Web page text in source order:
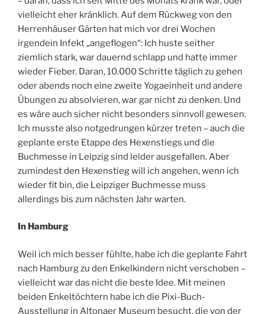
vielleicht eher kränklich. Auf dem Rückweg von den
Herrenhäuser Gärten hat mich vor drei Wochen
irgendein Infekt „angeflogen“: Ich huste seither
ziemlich stark, war dauernd schlapp und hatte immer
wieder Fieber. Daran, 10.000 Schritte täglich zu gehen
oder abends noch eine zweite Yogaeinheit und andere
Übungen zu absolvieren, war gar nicht zu denken. Und
es wäre auch sicher nicht besonders sinnvoll gewesen.
Ich musste also notgedrungen kürzer treten – auch die
geplante erste Etappe des Hexenstiegs und die
Buchmesse in Leipzig sind leider ausgefallen. Aber
zumindest den Hexenstieg will ich angehen, wenn ich
wieder fit bin, die Leipziger Buchmesse muss
allerdings bis zum nächsten Jahr warten.
In Hamburg
Weil ich mich besser fühlte, habe ich die geplante Fahrt
nach Hamburg zu den Enkelkindern nicht verschoben –
vielleicht war das nicht die beste Idee. Mit meinen
beiden Enkeltöchtern habe ich die Pixi-Buch-
Ausstellung in Altonaer Museum besucht, die von der